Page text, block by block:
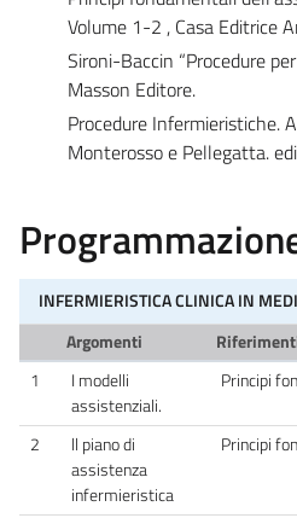
Volume 1-2 , Casa Editrice
Sironi-Baccin “Procedure
Masson Editore.
Procedure Infermieristiche.
Monterosso e Pellegatta.
INFERMIERISTICA CLINICA IN
Argomenti
1
I modelli
assistenziali.
Principi
2
ll piano di
assistenza
infermieristica
Principi